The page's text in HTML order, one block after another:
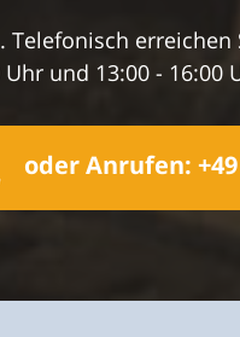
erreichen
und 13:00 - 16:00
oder Anrufen: +49